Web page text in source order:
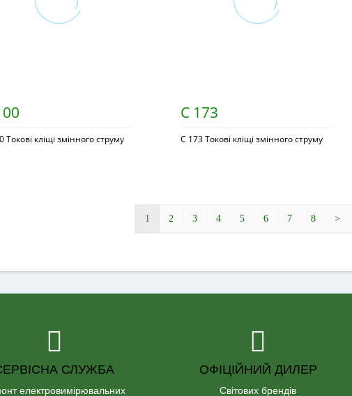
Токові кліщі змінного струму
C 173
C 173 Токові кліщі змінного струму
1 2 3 4 5 6 7 8 >
СЛУЖБА
електровимірювальних
ОФІЦІЙНИЙ ДИЛЕР
Світових брендів